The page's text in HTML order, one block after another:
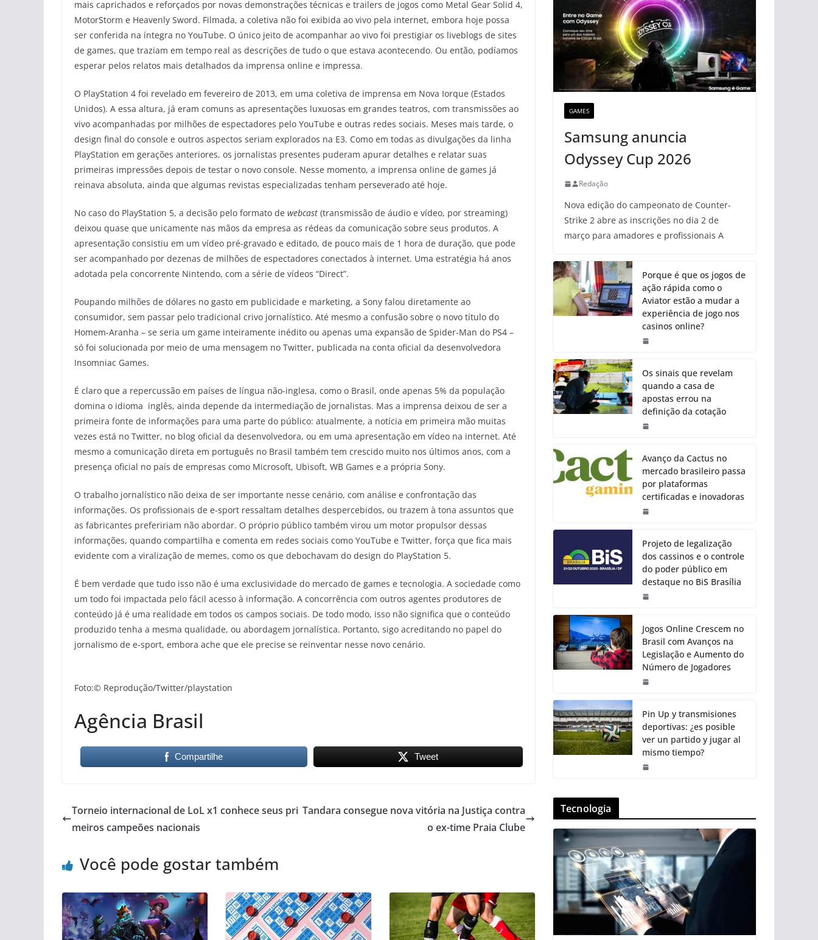
mais caprichados e reforçados por novas demonstrações técnicas e trailers de jogos como Metal Gear Solid 4,
MotorStorm e Heavenly Sword. Filmada, a coletiva não foi exibida ao vivo pela internet, embora hoje possa
ser conferida na íntegra no YouTube. O único jeito de acompanhar ao vivo foi prestigiar os liveblogs de sites
de games, que traziam em tempo real as descrições de tudo o que estava acontecendo. Ou então, podíamos
esperar pelos relatos mais detalhados da imprensa online e impressa.
O PlayStation 4 foi revelado em fevereiro de 2013, em uma coletiva de imprensa em Nova Iorque (Estados
Unidos). A essa altura, já eram comuns as apresentações luxuosas em grandes teatros, com transmissões ao
vivo acompanhadas por milhões de espectadores pelo YouTube e outras redes sociais. Meses mais tarde, o
design final do console e outros aspectos seriam explorados na E3. Como em todas as divulgações da linha
PlayStation em gerações anteriores, os jornalistas presentes puderam apurar detalhes e relatar suas
primeiras impressões depois de testar o novo console. Nesse momento, a imprensa online de games já
reinava absoluta, ainda que algumas revistas especializadas tenham perseverado até hoje.
No caso do PlayStation 5, a decisão pelo formato de webcast (transmissão de áudio e vídeo, por streaming)
deixou quase que unicamente nas mãos da empresa as rédeas da comunicação sobre seus produtos. A
apresentação consistiu em um vídeo pré-gravado e editado, de pouco mais de 1 hora de duração, que pode
ser acompanhado por dezenas de milhões de espectadores conectados à internet. Uma estratégia há anos
adotada pela concorrente Nintendo, com a série de vídeos “Direct”.
Poupando milhões de dólares no gasto em publicidade e marketing, a Sony falou diretamente ao
consumidor, sem passar pelo tradicional crivo jornalístico. Até mesmo a confusão sobre o novo título do
Homem-Aranha – se seria um game inteiramente inédito ou apenas uma expansão de Spider-Man do PS4 –
só foi solucionada por meio de uma mensagem no Twitter, publicada na conta oficial da desenvolvedora
Insomniac Games.
É claro que a repercussão em países de língua não-inglesa, como o Brasil, onde apenas 5% da população
domina o idioma inglês, ainda depende da intermediação de jornalistas. Mas a imprensa deixou de ser a
primeira fonte de informações para uma parte do público: atualmente, a notícia em primeira mão muitas
vezes está no Twitter, no blog oficial da desenvolvedora, ou em uma apresentação em vídeo na internet. Até
mesmo a comunicação direta em português no Brasil também tem crescido muito nos últimos anos, com a
presença oficial no país de empresas como Microsoft, Ubisoft, WB Games e a própria Sony.
O trabalho jornalístico não deixa de ser importante nesse cenário, com análise e confrontação das
informações. Os profissionais de e-sport ressaltam detalhes despercebidos, ou trazem à tona assuntos que
as fabricantes prefeririam não abordar. O próprio público também virou um motor propulsor dessas
informações, quando compartilha e comenta em redes sociais como YouTube e Twitter, força que fica mais
evidente com a viralização de memes, como os que debochavam do design do PlayStation 5.
É bem verdade que tudo isso não é uma exclusividade do mercado de games e tecnologia. A sociedade como
um todo foi impactada pelo fácil acesso à informação. A concorrência com outros agentes produtores de
conteúdo já é uma realidade em todos os campos sociais. De todo modo, isso não significa que o conteúdo
produzido tenha a mesma qualidade, ou abordagem jornalística. Portanto, sigo acreditando no papel do
jornalismo de e-sport, embora ache que ele precise se reinventar nesse novo cenário.
Foto:© Reprodução/Twitter/playstation
Agência Brasil
Compartilhe Tweet
Torneio internacional de LoL x1 conhece seus pri
meiros campeões nacionais
Tandara consegue nova vitória na Justiça contra
o ex-time Praia Clube
Você pode gostar também
GAMES
Samsung anuncia
Odyssey Cup 2026
Redação
Nova edição do campeonato de Counter-
Strike 2 abre as inscrições no dia 2 de
março para amadores e profissionais A
Porque é que os jogos de
ação rápida como o
Aviator estão a mudar a
experiência de jogo nos
casinos online?
Os sinais que revelam
quando a casa de
apostas errou na
definição da cotação
Avanço da Cactus no
mercado brasileiro passa
por plataformas
certificadas e inovadoras
Projeto de legalização
dos cassinos e o controle
do poder público em
destaque no BiS Brasília
Jogos Online Crescem no
Brasil com Avanços na
Legislação e Aumento do
Número de Jogadores
Pin Up y transmisiones
deportivas: ¿es posible
ver un partido y jugar al
mismo tiempo?
Tecnologia